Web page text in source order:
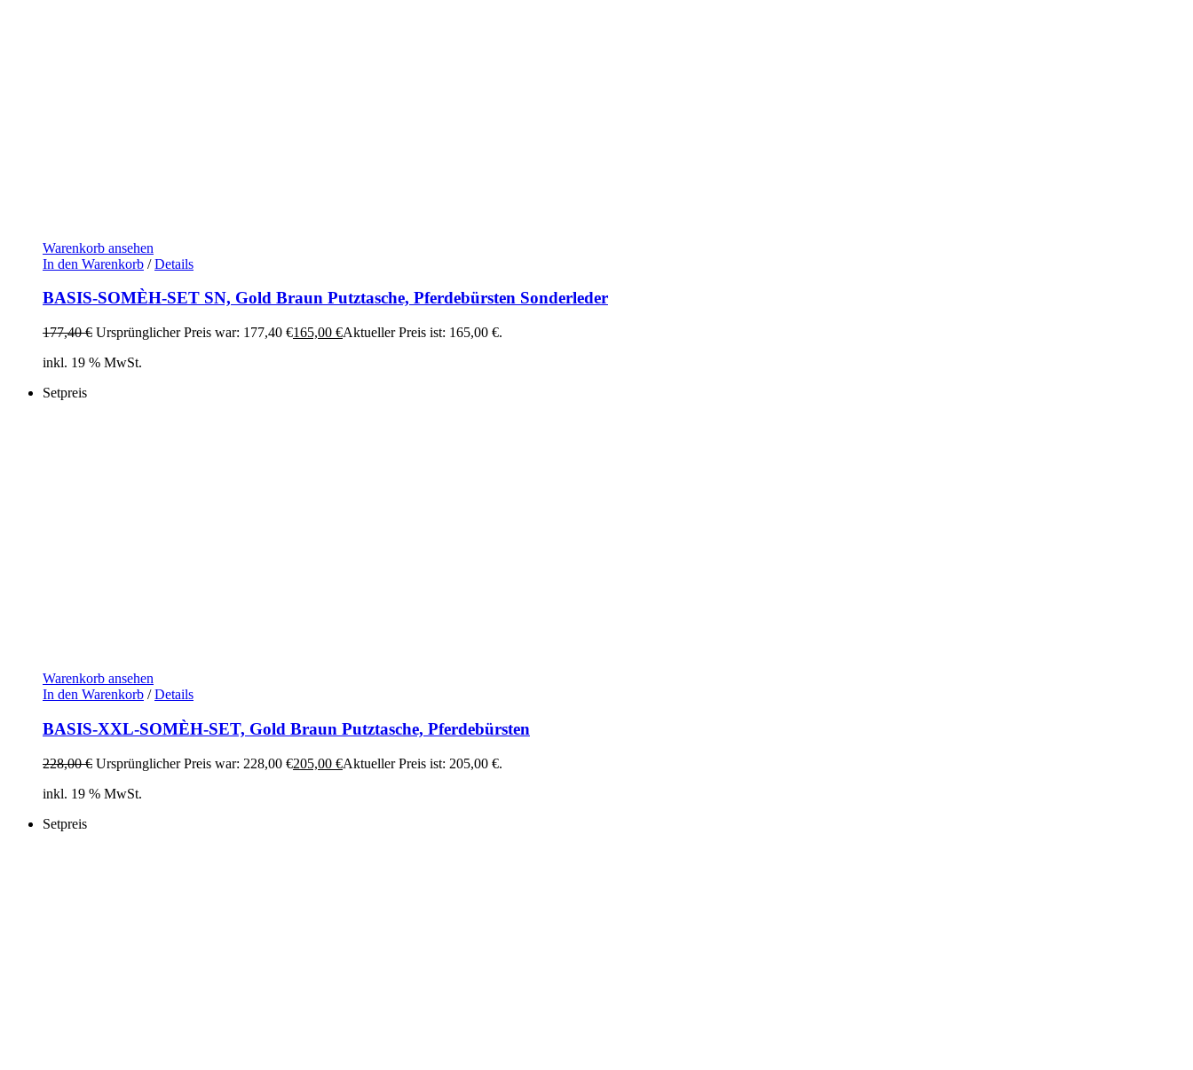
Warenkorb ansehen
In den Warenkorb / Details
BASIS-SOMÈH-SET SN, Gold Braun Putztasche, Pferdebürsten Sonderleder
177,40€ Ursprünglicher Preis war: 177,40 €165,00 €Aktueller Preis ist: 165,00 €.
inkl. 19 % MwSt.
Setpreis
Warenkorb ansehen
In den Warenkorb / Details
BASIS-XXL-SOMÈH-SET, Gold Braun Putztasche, Pferdebürsten
228,00€ Ursprünglicher Preis war: 228,00 €205,00 €Aktueller Preis ist: 205,00 €.
inkl. 19 % MwSt.
Setpreis